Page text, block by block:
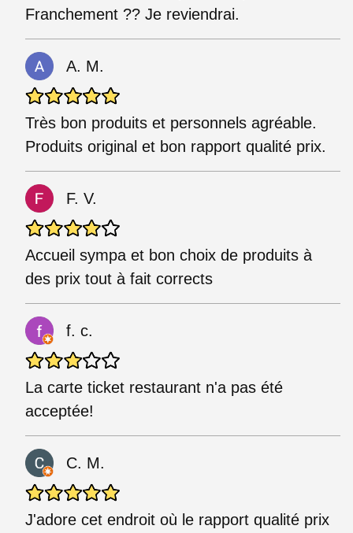
Franchement ?? Je reviendrai.
A. M.
Très bon produits et personnels agréable.
Produits original et bon rapport qualité prix.
F. V.
Accueil sympa et bon choix de produits à
des prix tout à fait corrects
f. c.
La carte ticket restaurant n'a pas été
acceptée!
C. M.
J'adore cet endroit où le rapport qualité prix